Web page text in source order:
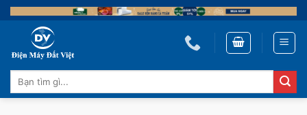
Skip
to
content
Tìm
kiếm: